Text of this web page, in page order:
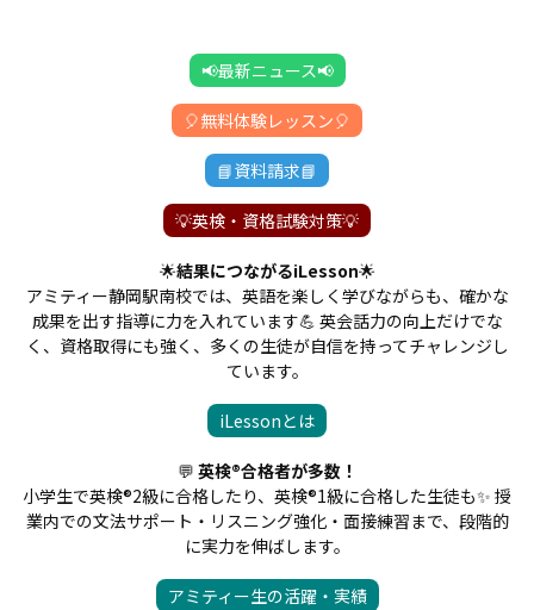
📢最新ニュース📢
🎈無料体験レッスン🎈
📘資料請求📘
💡英検・資格試験対策💡
🌟結果につながるiLesson🌟
アミティー静岡駅南校では、英語を楽しく学びながらも、確かな
成果を出す指導に力を入れています💪 英会話力の向上だけでな
く、資格取得にも強く、多くの生徒が自信を持ってチャレンジし
ています。
iLessonとは
💬 英検®合格者が多数！
小学生で英検®2級に合格したり、英検®1級に合格した生徒も✨ 授
業内での文法サポート・リスニング強化・面接練習まで、段階的
に実力を伸ばします。
アミティー生の活躍・実績